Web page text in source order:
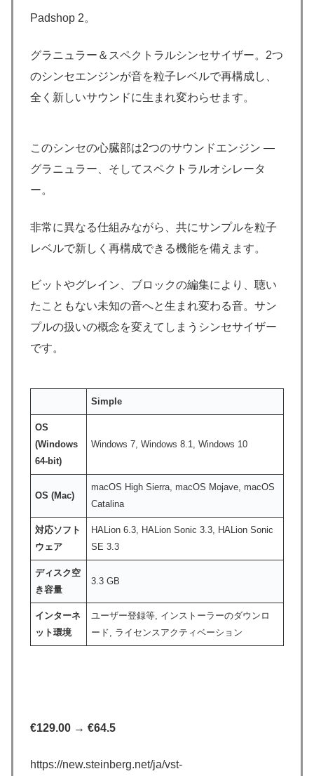
Padshop 2。
グラニュラー＆スペクトラルシンセサイザー。2つ
のシンセエンジンが音を粒子レベルで再構成し、
全く新しいサウンドに生まれ変わらせます。
このシンセの心臓部は2つのサウンドエンジン —
グラニュラー、そしてスペクトラルオシレータ
ー。
非常に異なる仕組みながら、共にサンプルを粒子
レベルで新しく再構成できる機能を備えます。
ビットやグレイン、ブロックの編集により、聴い
たこともない未知の音へと生まれ変わる音。サン
プルの扱いの概念を変えてしまうシンセサイザー
です。
Simple
OS
(Windows
64-bit)
Windows 7, Windows 8.1, Windows 10
OS (Mac)
macOS High Sierra, macOS Mojave, macOS
Catalina
対応ソフト
ウェア
HALion 6.3, HALion Sonic 3.3, HALion Sonic
SE 3.3
ディスク空
き容量
3.3 GB
インターネ
ット環境
ユーザー登録等, インストーラーのダウンロ
ード, ライセンスアクティベーション
€129.00 → €64.5
https://new.steinberg.net/ja/vst-